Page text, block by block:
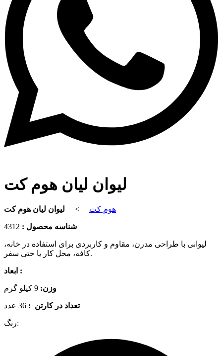
لیوان لیان هوم کت
هوم کت > لیوان لیان هوم کت
شناسه محصول : 4312
لیوانی با طراحی مدرن، مقاوم و کاربردی برای استفاده در خانه،
کافه، محل کار یا حتی سفر.
ابعاد :
وزن:
تعداد در کارتن :
رنگ: